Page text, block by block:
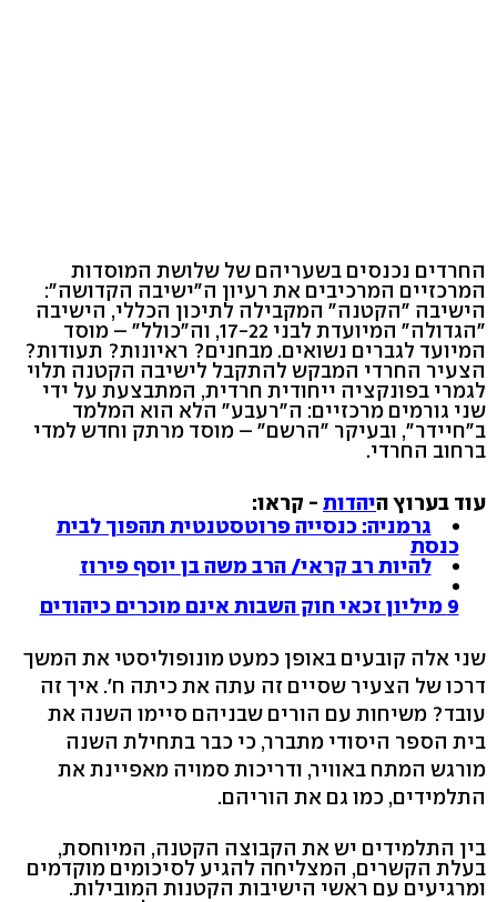
החרדים נכנסים בשעריהם של שלושת המוסדות
המרכזיים המרכיבים את רעיון ה"ישיבה הקדושה":
הישיבה "הקטנה" המקבילה לתיכון הכללי, הישיבה
"הגדולה" המיועדת לבני 17-22, וה"כולל" – מוסד
המיועד לגברים נשואים. מבחנים? ראיונות? תעודות?
הצעיר החרדי המבקש להתקבל לישיבה הקטנה תלוי
לגמרי בפונקציה ייחודית חרדית, המתבצעת על ידי
שני גורמים מרכזיים: ה"רעבע" הלא הוא המלמד
ב"חיידר", ובעיקר "הרשם" – מוסד מרתק וחדש למדי
ברחוב החרדי.
עוד בערוץ היהדות - קראו:
גרמניה: כנסייה פרוטסטנטית תהפוך לבית
כנסת
להיות רב קראי/ הרב משה בן יוסף פירוז
9 מיליון זכאי חוק השבות אינם מוכרים כיהודים
שני אלה קובעים באופן כמעט מונופוליסטי את המשך
דרכו של הצעיר שסיים זה עתה את כיתה ח'. איך זה
עובד? משיחות עם הורים שבניהם סיימו השנה את
בית הספר היסודי מתברר, כי כבר בתחילת השנה
מורגש המתח באוויר, ודריכות סמויה מאפיינת את
התלמידים, כמו גם את הוריהם.
בין התלמידים יש את הקבוצה הקטנה, המיוחסת,
בעלת הקשרים, המצליחה להגיע לסיכומים מוקדמים
ומרגיעים עם ראשי הישיבות הקטנות המובילות.